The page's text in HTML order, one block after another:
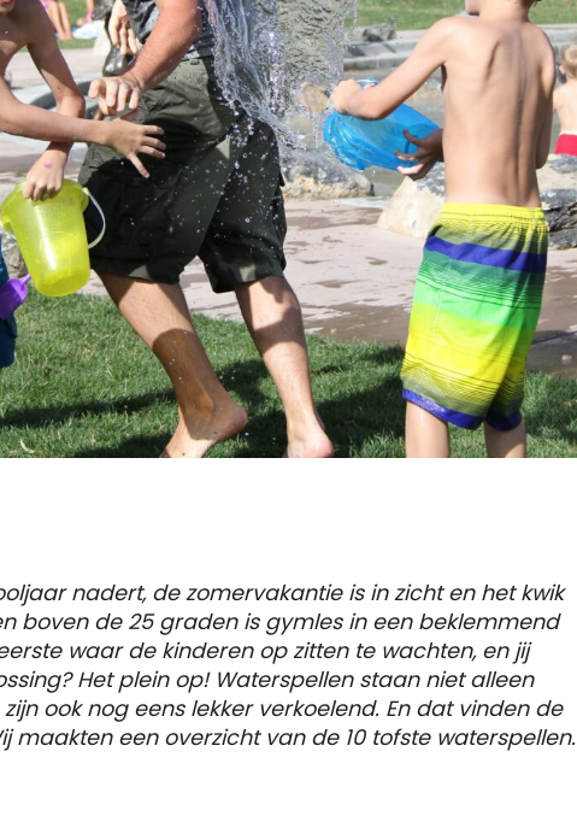
nadert, de zomervakantie is in zicht en het kwik
boven de 25 graden is gymles in een beklemmend
waar de kinderen op zitten te wachten, en jij
Het plein op! Waterspellen staan niet alleen
ook nog eens lekker verkoelend. En dat vinden de
maakten een overzicht van de 10 tofste waterspellen.